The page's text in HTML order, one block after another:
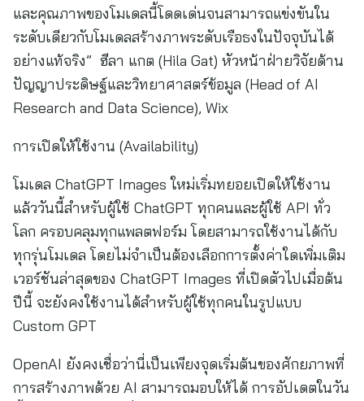
และคุณภาพของโมเดลนี้โดดเด่นจนสามารถแข่งขันใน
ระดับเดียวกับโมเดลสร้างภาพระดับเรือธงในปัจจุบันได้
อย่างแท้จริง” ฮีลา แกต (Hila Gat) หัวหน้าฝ่ายวิจัยด้าน
ปัญญาประดิษฐ์และวิทยาศาสตร์ข้อมูล (Head of AI
Research and Data Science), Wix
การเปิดให้ใช้งาน (Availability)
โมเดล ChatGPT Images ใหม่เริ่มทยอยเปิดให้ใช้งาน
แล้ววันนี้สำหรับผู้ใช้ ChatGPT ทุกคนและผู้ใช้ API ทั่ว
โลก ครอบคลุมทุกแพลตฟอร์ม โดยสามารถใช้งานได้กับ
ทุกรุ่นโมเดล โดยไม่จำเป็นต้องเลือกการตั้งค่าใดเพิ่มเติม
เวอร์ชันล่าสุดของ ChatGPT Images ที่เปิดตัวไปเมื่อต้น
ปีนี้ จะยังคงใช้งานได้สำหรับผู้ใช้ทุกคนในรูปแบบ
Custom GPT
OpenAI ยังคงเชื่อว่านี่เป็นเพียงจุดเริ่มต้นของศักยภาพที่
การสร้างภาพด้วย AI สามารถมอบให้ได้ การอัปเดตในวัน